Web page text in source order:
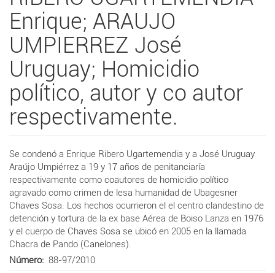
Enrique; ARAUJO
UMPIERREZ José
Uruguay; Homicidio
político, autor y co autor
respectivamente.
Se condenó a Enrique Ribero Ugartemendia y a José Uruguay
Araújo Umpiérrez a 19 y 17 años de penitanciaría
respectivamente como coautores de homicidio político
agravado como crimen de lesa humanidad de Ubagesner
Chaves Sosa. Los hechos ocurrieron el el centro clandestino de
detención y tortura de la ex base Aérea de Boiso Lanza en 1976
y el cuerpo de Chaves Sosa se ubicó en 2005 en la llamada
Chacra de Pando (Canelones).
Número
88-97/2010